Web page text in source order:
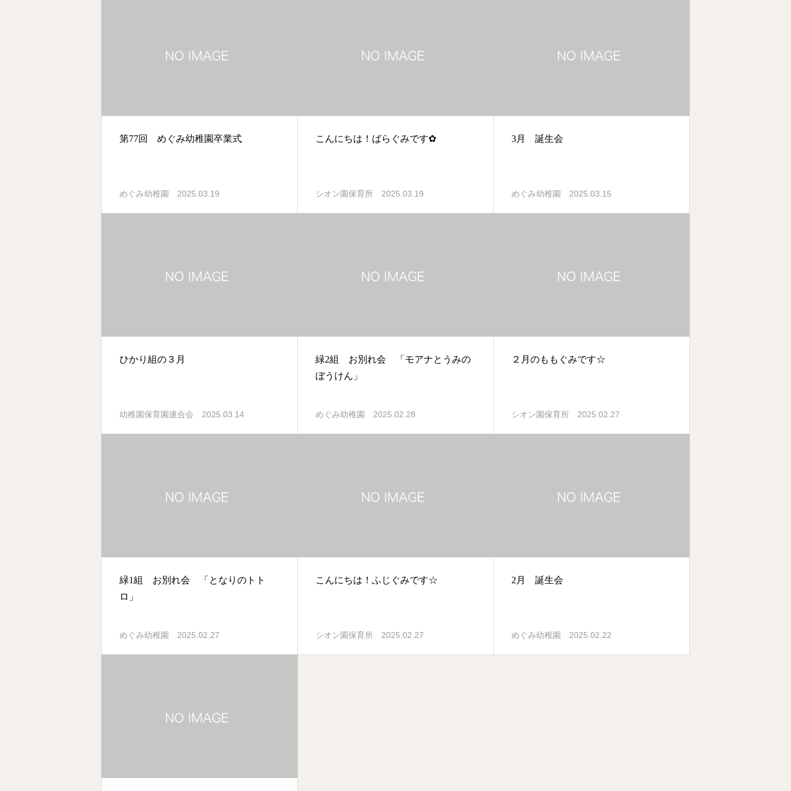
第77回 めぐみ幼稚園卒業式
めぐみ幼稚園 2025.03.19
こんにちは！ばらぐみです✿
シオン園保育所 2025.03.19
3月 誕生会
めぐみ幼稚園 2025.03.15
ひかり組の３月
幼稚園保育園連合会 2025.03.14
緑2組 お別れ会 「モアナとうみの
ぼうけん」
めぐみ幼稚園 2025.02.28
２月のももぐみです☆
シオン園保育所 2025.02.27
緑1組 お別れ会 「となりのトト
ロ」
めぐみ幼稚園 2025.02.27
こんにちは！ふじぐみです☆
シオン園保育所 2025.02.27
2月 誕生会
めぐみ幼稚園 2025.02.22